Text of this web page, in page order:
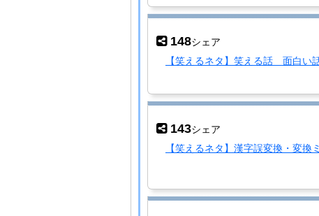
148シェア
【笑えるネタ】笑える話 面白い
143シェア
【笑えるネタ】漢字誤変換・変